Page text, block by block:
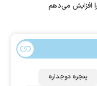
افزایش می‌دهم
پنجره دوجداره